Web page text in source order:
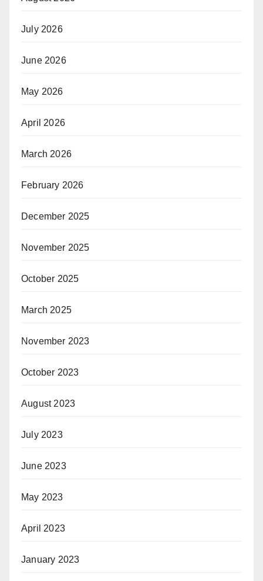
July 2026
June 2026
May 2026
April 2026
March 2026
February 2026
December 2025
November 2025
October 2025
March 2025
November 2023
October 2023
August 2023
July 2023
June 2023
May 2023
April 2023
January 2023